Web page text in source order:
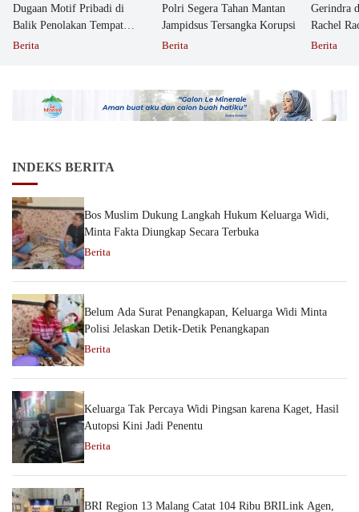
Dugaan Motif Pribadi di
Balik Penolakan Tempat
Ibadah GKJW Bangil
Berita
Polri Segera Tahan Mantan
Jampidsus Tersangka Korupsi
Berita
Gerindra
Rachel
Berita
INDEKS BERITA
Bos Muslim Dukung Langkah Hukum Keluarga Widi,
Minta Fakta Diungkap Secara Terbuka
Berita
Belum Ada Surat Penangkapan, Keluarga Widi Minta
Polisi Jelaskan Detik-Detik Penangkapan
Berita
Keluarga Tak Percaya Widi Pingsan karena Kaget, Hasil
Autopsi Kini Jadi Penentu
Berita
BRI Region 13 Malang Catat 104 Ribu BRILink Agen,